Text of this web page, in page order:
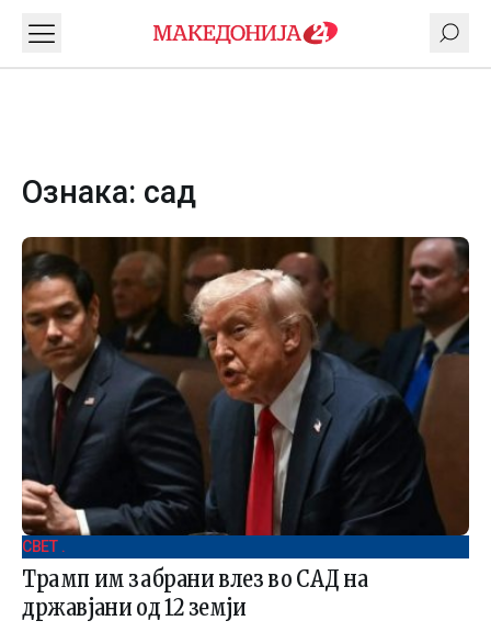
Ознака: сад
СВЕТ .
Трамп им забрани влез во САД на
државјани од 12 земји